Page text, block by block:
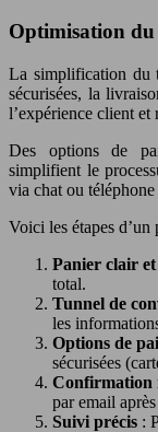
Optimisation du
La simplification du
sécurisées, la
l’expérience client et
Des options de
simplifient le
via chat ou
Voici les étapes d’un
Panier clair et
total.
Tunnel de
les
Options de
sécurisées
Confirmation
par email après
Suivi précis :